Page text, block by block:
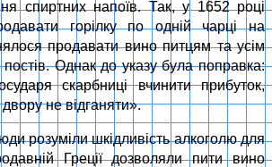
спиртних напоїв. Так, у 1652 роцi
горiлку по однiй чарцi на
продавати вино питцям та усiм
Однак до указу була поправка:
скарбницi вчинити прибуток,
не відганяти».
розумiли шкiдливiсть алкоголю для
Грецiї дозволяли пити вино